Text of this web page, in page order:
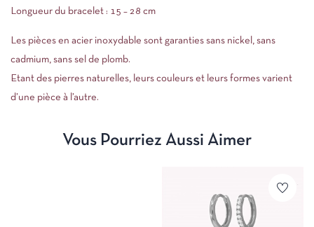
Longueur du bracelet : 15 – 28 cm
Les pièces en acier inoxydable sont garanties sans nickel, sans
cadmium, sans sel de plomb.
Etant des pierres naturelles, leurs couleurs et leurs formes varient
d’une pièce à l’autre.
Vous Pourriez Aussi Aimer